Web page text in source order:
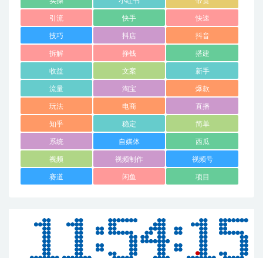
引流 快手 快速
技巧 抖店 抖音
拆解 挣钱 搭建
收益 文案 新手
流量 淘宝 爆款
玩法 电商 直播
知乎 稳定 简单
系统 自媒体 西瓜
视频 视频制作 视频号
赛道 闲鱼 项目